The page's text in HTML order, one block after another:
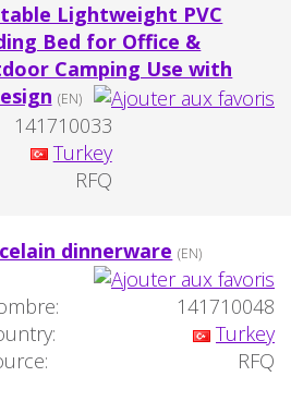
Lightweight PVC
Bed for Office &
Camping Use with
(EN)
141710033
Turkey
RFQ
dinnerware (EN)
141710048
Turkey
RFQ